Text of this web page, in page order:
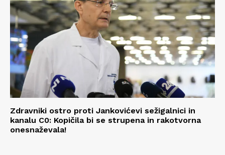
Zdravniki ostro proti Jankovićevi sežigalnici in
kanalu C0: Kopičila bi se strupena in rakotvorna
onesnaževala!